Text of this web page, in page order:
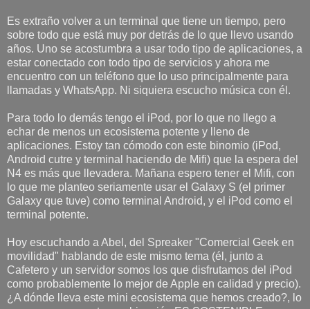
Es extraño volver a un terminal que tiene un tiempo, pero
sobre todo que está muy por detrás de lo que llevo usando
años. Uno se acostumbra a usar todo tipo de aplicaciones, a
estar conectado con todo tipo de servicios y ahora me
encuentro con un teléfono que lo uso principalmente para
llamadas y WhatsApp. Ni siquiera escucho música con él.
Para todo lo demás tengo el iPod, por lo que no llego a
echar de menos un ecosistema potente y lleno de
aplicaciones. Estoy tan cómodo con este binomio (iPod,
Android cutre y terminal haciendo de Mifi) que la espera del
N4 es más que llevadera. Mañana espero tener el Mifi, con
lo que me planteo seriamente usar el Galaxy S (el primer
Galaxy que tuve) como terminal Android, y el iPod como el
terminal potente.
Hoy escuchando a Abel, del Spreaker "Comercial Geek en
movilidad" hablando de este mismo tema (él, junto a
Cafetero y un servidor somos los que disfrutamos del iPod
como probablemente lo mejor de Apple en calidad y precio).
¿A dónde lleva este mini ecosistema que hemos creado?, lo